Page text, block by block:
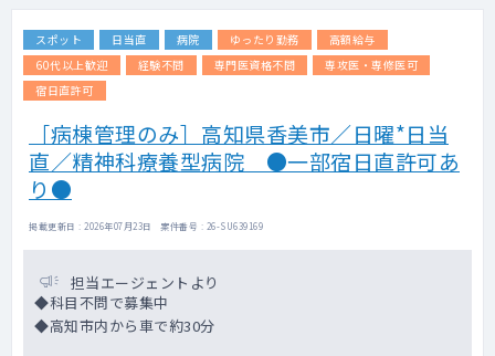
スポット 日当直 病院 ゆったり勤務
高額給与
60代以上歓迎
経験不問 専門医資格不問
専攻医・専修医可
宿日直許可
［病棟管理のみ］高知県香美市／日曜*日当
直／精神科療養型病院 ●一部宿日直許可あ
り●
掲載更新日 : 2026年07月23日 案件番号 : 26-SU639169
担当エージェントより
◆科目不問で募集中
◆高知市内から車で約30分